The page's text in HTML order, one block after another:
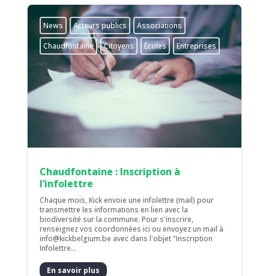
News Acteurs publics
Associations
Chaudfontaine
Citoyens Écoles Entreprises
Chaudfontaine : Inscription à
l’infolettre
Chaque mois, Kick envoie une infolettre (mail) pour
transmettre les informations en lien avec la
biodiversité sur la commune. Pour s'inscrire,
renseignez vos coordonnées ici ou envoyez un mail à
info@kickbelgium.be avec dans l'objet "Inscription
Infolettre...
En savoir plus